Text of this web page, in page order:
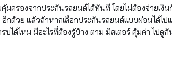
มครองจากประกันรถยนต์ได้ทันที โดยไม่ต้องจ่ายเงิ
อีกด้วย แล้วถ้าหากเลือกประกันรถยนต์แบบผ่อนได้ไ
ได้ไหม มีอะไรที่ต้องรู้บ้าง ตาม มิสเตอร์ คุ้มค่า ไปดูกั